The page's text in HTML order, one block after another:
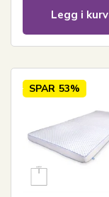
Legg i kurv
SPAR 53%